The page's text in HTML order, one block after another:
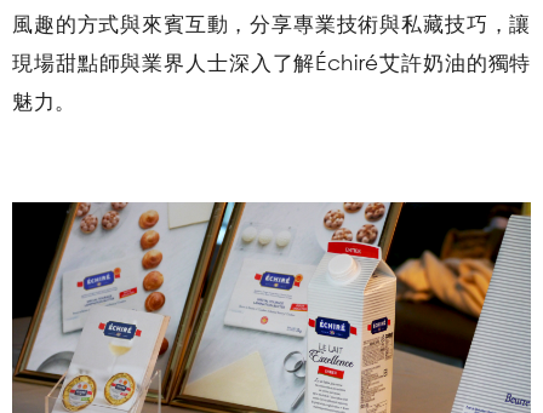
風趣的方式與來賓互動，分享專業技術與私藏技巧，讓
現場甜點師與業界人士深入了解Échiré艾許奶油的獨特
魅力。